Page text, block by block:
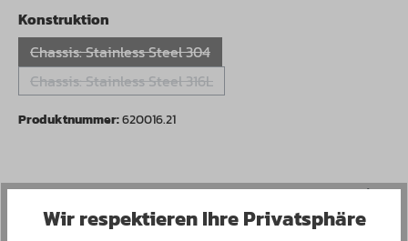
Konstruktion
Chassis: Stainless Steel 304(Diese Option ist zurzeit nicht verfügbar.)
Chassis: Stainless Steel 316L(Diese Option ist zurzeit nicht verfügbar.)
Produktnummer:620016.21
Spezifikationen
Downloads
Wir respektieren Ihre Privatsphäre